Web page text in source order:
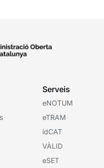
Serveis
eNOTUM
eTRAM
idCAT
VÀLID
eSET